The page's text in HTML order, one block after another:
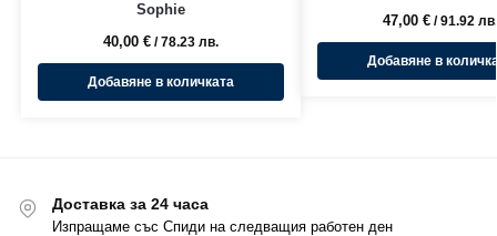
Sophie
40,00 € / 78.23 лв.
Добавяне в количката
47,00 € / 91.92 лв.
Добавяне в
Доставка за 24 часа
Изпращаме със Спиди на следващия работен ден